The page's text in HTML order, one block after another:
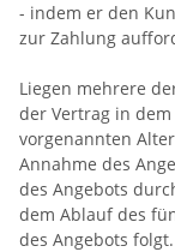
- indem er den
zur Zahlung
Liegen mehrere
der Vertrag in
vorgenannten
Annahme des
des Angebots
dem Ablauf des
des Angebots